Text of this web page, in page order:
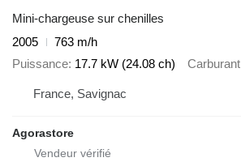
Mini-chargeuse sur chenilles
2005
763 m/h
Puissance 17.7 kW (24.08 ch) Carburant
France, Savignac
Agorastore